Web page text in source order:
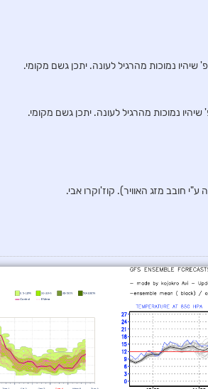
נמוכות מהרגיל לעונה. יתכן גשם מקומי.
נמוכות מהרגיל לעונה. יתכן גשם מקומי.
חובב מזג האוויר). קוז'וקרו אבי.